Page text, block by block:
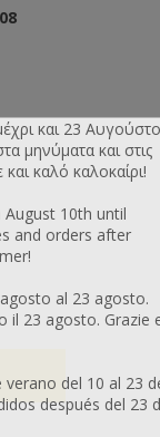
και 23
μηνύματα και στις
καλό καλοκαίρι!
10th until
and orders after
al 23 agosto.
il 23 agosto. Grazie
del 10 al 23
después del 23